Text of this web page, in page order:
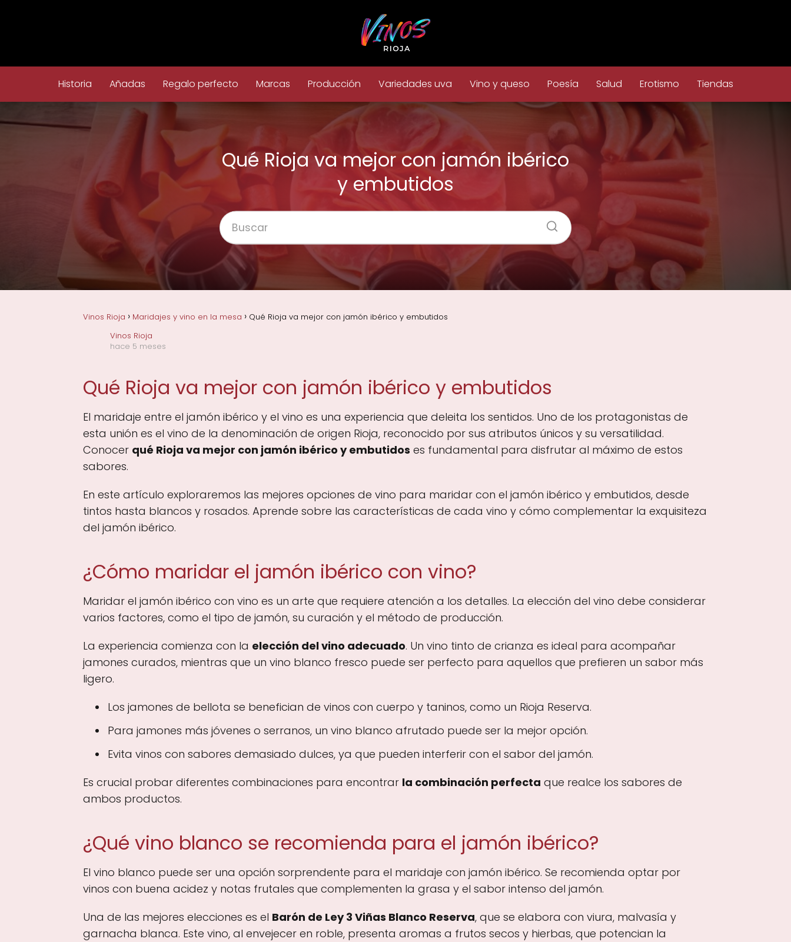
Historia Añadas Regalo perfecto Marcas Producción Variedades uva Vino y queso Poesía Salud Erotismo Tiendas
Qué Rioja va mejor con jamón ibérico
y embutidos
Vinos Rioja Maridajes y vino en la mesa
Qué Rioja va mejor con jamón ibérico y embutidos
Vinos Rioja
hace 5 meses
Qué Rioja va mejor con jamón ibérico y embutidos
El maridaje entre el jamón ibérico y el vino es una experiencia que deleita los sentidos. Uno de los protagonistas de
esta unión es el vino de la denominación de origen Rioja, reconocido por sus atributos únicos y su versatilidad.
Conocer qué Rioja va mejor con jamón ibérico y embutidos es fundamental para disfrutar al máximo de estos
sabores.
En este artículo exploraremos las mejores opciones de vino para maridar con el jamón ibérico y embutidos, desde
tintos hasta blancos y rosados. Aprende sobre las características de cada vino y cómo complementar la exquisiteza
del jamón ibérico.
¿Cómo maridar el jamón ibérico con vino?
Maridar el jamón ibérico con vino es un arte que requiere atención a los detalles. La elección del vino debe considerar
varios factores, como el tipo de jamón, su curación y el método de producción.
La experiencia comienza con la elección del vino adecuado. Un vino tinto de crianza es ideal para acompañar
jamones curados, mientras que un vino blanco fresco puede ser perfecto para aquellos que prefieren un sabor más
ligero.
Los jamones de bellota se benefician de vinos con cuerpo y taninos, como un Rioja Reserva.
Para jamones más jóvenes o serranos, un vino blanco afrutado puede ser la mejor opción.
Evita vinos con sabores demasiado dulces, ya que pueden interferir con el sabor del jamón.
Es crucial probar diferentes combinaciones para encontrar la combinación perfecta que realce los sabores de
ambos productos.
¿Qué vino blanco se recomienda para el jamón ibérico?
El vino blanco puede ser una opción sorprendente para el maridaje con jamón ibérico. Se recomienda optar por
vinos con buena acidez y notas frutales que complementen la grasa y el sabor intenso del jamón.
Una de las mejores elecciones es el Barón de Ley 3 Viñas Blanco Reserva, que se elabora con viura, malvasía y
garnacha blanca. Este vino, al envejecer en roble, presenta aromas a frutos secos y hierbas, que potencian la